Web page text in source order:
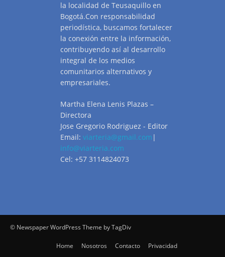
la localidad de Teusaquillo en
Bogotá.Con responsabilidad
periodística, buscamos fortalecer
la conexión entre la información,
contribuyendo así al desarrollo
integral de los medios
comunitarios alternativos y
empresariales.
Martha Elena Lenis Plazas –
Directora
Jose Gregorio Rodriguez - Editor
Email: viarteria@gmail.com |
info@viarteria.com
Cel: +57 3114824073
© Newspaper WordPress Theme by TagDiv
Home Nosotros Contacto Privacidad